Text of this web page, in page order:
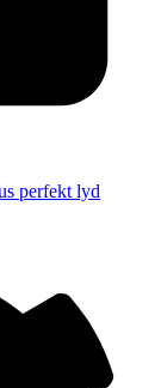
perfekt lyd